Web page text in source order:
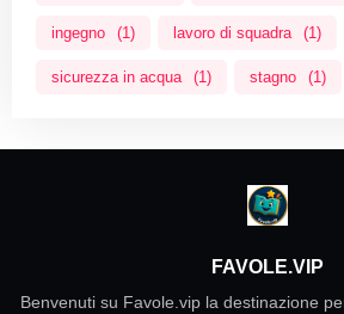
ingegno (1) lavoro di squadra (1)
sicurezza in acqua (1) stagno (1)
FAVOLE.VIP
Benvenuti su Favole.vip la destinazione